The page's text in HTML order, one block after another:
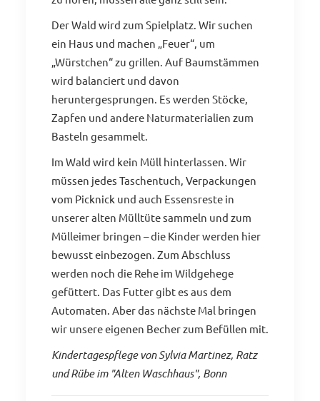
Der Wald wird zum Spielplatz. Wir suchen
ein Haus und machen „Feuer“, um
„Würstchen“ zu grillen. Auf Baumstämmen
wird balanciert und davon
heruntergesprungen. Es werden Stöcke,
Zapfen und andere Naturmaterialien zum
Basteln gesammelt.
Im Wald wird kein Müll hinterlassen. Wir
müssen jedes Taschentuch, Verpackungen
vom Picknick und auch Essensreste in
unserer alten Mülltüte sammeln und zum
Mülleimer bringen – die Kinder werden hier
bewusst einbezogen. Zum Abschluss
werden noch die Rehe im Wildgehege
gefüttert. Das Futter gibt es aus dem
Automaten. Aber das nächste Mal bringen
wir unsere eigenen Becher zum Befüllen mit.
Kindertagespflege von Sylvia Martinez, Ratz
und Rübe im "Alten Waschhaus", Bonn